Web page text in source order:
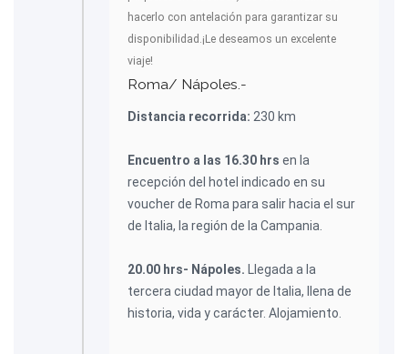
hacerlo con antelación para garantizar su
disponibilidad.¡Le deseamos un excelente
viaje!
Roma/ Nápoles.-
Distancia recorrida: 230 km
Encuentro a las 16.30 hrs en la
recepción del hotel indicado en su
voucher de Roma para salir hacia el sur
de Italia, la región de la Campania.
20.00 hrs- Nápoles. Llegada a la
tercera ciudad mayor de Italia, llena de
historia, vida y carácter. Alojamiento.